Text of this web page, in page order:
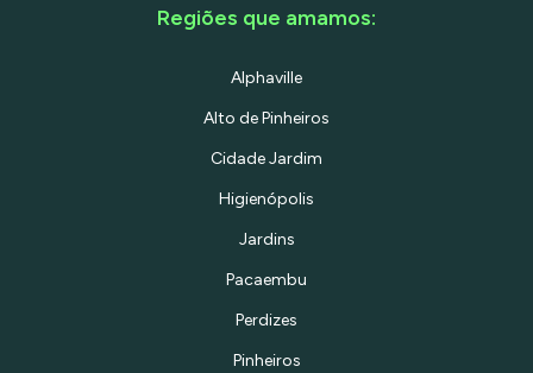
Regiões que amamos:
Alphaville
Alto de Pinheiros
Cidade Jardim
Higienópolis
Jardins
Pacaembu
Perdizes
Pinheiros